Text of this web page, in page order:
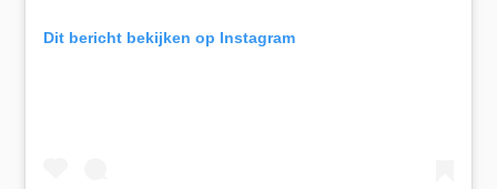
Dit bericht bekijken op Instagram